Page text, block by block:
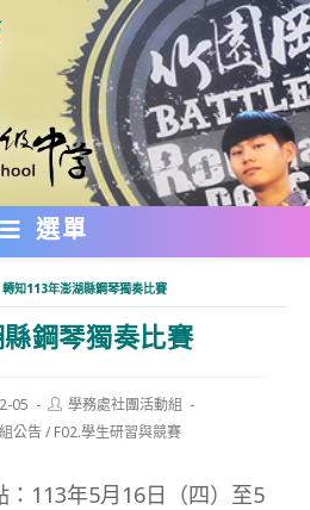
選單
轉知113年澎湖縣鋼琴獨奏比賽
鋼琴獨奏比賽
05
Post
author:
學務處社團活動組
公告/ F02.學生研習與競賽
：113年5月16日（四）至5